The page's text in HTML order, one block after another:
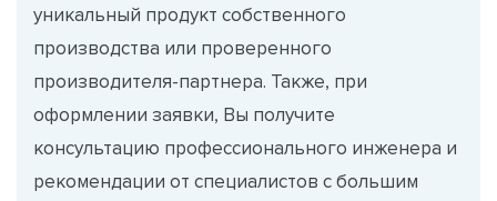
уникальный продукт собственного
производства или проверенного
производителя-партнера. Также, при
оформлении заявки, Вы получите
консультацию профессионального инженера и
рекомендации от специалистов с большим